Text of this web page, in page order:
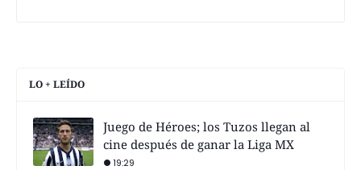
LO + LEÍDO
Juego de Héroes; los Tuzos llegan al
cine después de ganar la Liga MX
19:29